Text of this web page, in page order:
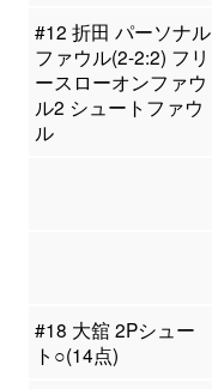
#12 折田 パーソナル
ファウル(2-2:2) フリ
ースローオンファウ
ル2 シュートファウ
ル
#18 大舘 2Pシュー
ト○(14点)